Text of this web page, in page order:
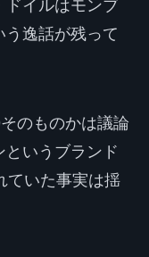
ドイルはモンブ
う逸話が残って
のものかは議論
いうブランド
ていた事実は揺